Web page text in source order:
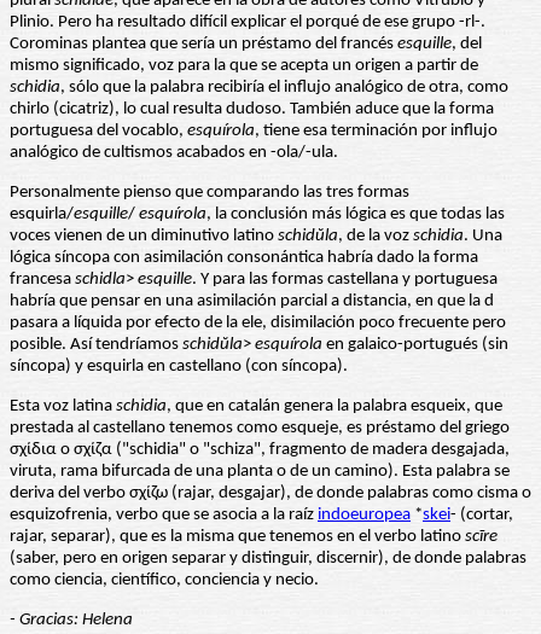
Plinio. Pero ha resultado difícil explicar el porqué de ese grupo -rl-.
Corominas plantea que sería un préstamo del francés esquille, del
mismo significado, voz para la que se acepta un origen a partir de
schidia, sólo que la palabra recibiría el influjo analógico de otra, como
chirlo (cicatriz), lo cual resulta dudoso. También aduce que la forma
portuguesa del vocablo, esquírola, tiene esa terminación por influjo
analógico de cultismos acabados en -ola/-ula.
Personalmente pienso que comparando las tres formas
esquirla/esquille/ esquírola, la conclusión más lógica es que todas las
voces vienen de un diminutivo latino schidŭla, de la voz schidia. Una
lógica síncopa con asimilación consonántica habría dado la forma
francesa schidla> esquille. Y para las formas castellana y portuguesa
habría que pensar en una asimilación parcial a distancia, en que la d
pasara a líquida por efecto de la ele, disimilación poco frecuente pero
posible. Así tendríamos schidŭla> esquírola en galaico-portugués (sin
síncopa) y esquirla en castellano (con síncopa).
Esta voz latina schidia, que en catalán genera la palabra esqueix, que
prestada al castellano tenemos como esqueje, es préstamo del griego
σχίδια o σχίζα ("schidia" o "schiza", fragmento de madera desgajada,
viruta, rama bifurcada de una planta o de un camino). Esta palabra se
deriva del verbo σχίζω (rajar, desgajar), de donde palabras como cisma o
esquizofrenia, verbo que se asocia a la raíz indoeuropea *skei- (cortar,
rajar, separar), que es la misma que tenemos en el verbo latino scīre
(saber, pero en origen separar y distinguir, discernir), de donde palabras
como ciencia, científico, conciencia y necio.
- Gracias: Helena